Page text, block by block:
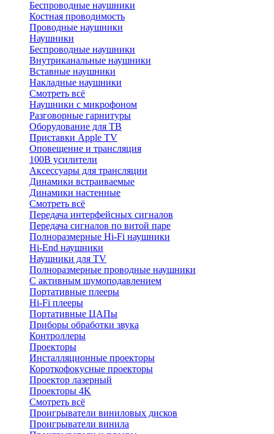
Беспроводные наушники
Костная проводимость
Проводные наушники
Наушники
Беспроводные наушники
Внутриканальные наушники
Вставные наушники
Накладные наушники
Смотреть всё
Наушники с микрофоном
Разговорные гарнитуры
Оборудование для ТВ
Приставки Apple TV
Оповещение и трансляция
100В усилители
Аксессуары для трансляции
Динамики встраиваемые
Динамики настенные
Смотреть всё
Передача интерфейсных сигналов
Передача сигналов по витой паре
Полноразмерные Hi-Fi наушники
Hi-End наушники
Наушники для TV
Полноразмерные проводные наушники
С активным шумоподавлением
Портативные плееры
Hi-Fi плееры
Портативные ЦАПы
Приборы обработки звука
Контроллеры
Проекторы
Инсталляционные проекторы
Короткофокусные проекторы
Проектор лазерный
Проекторы 4K
Смотреть всё
Проигрыватели виниловых дисков
Проигрыватели винила